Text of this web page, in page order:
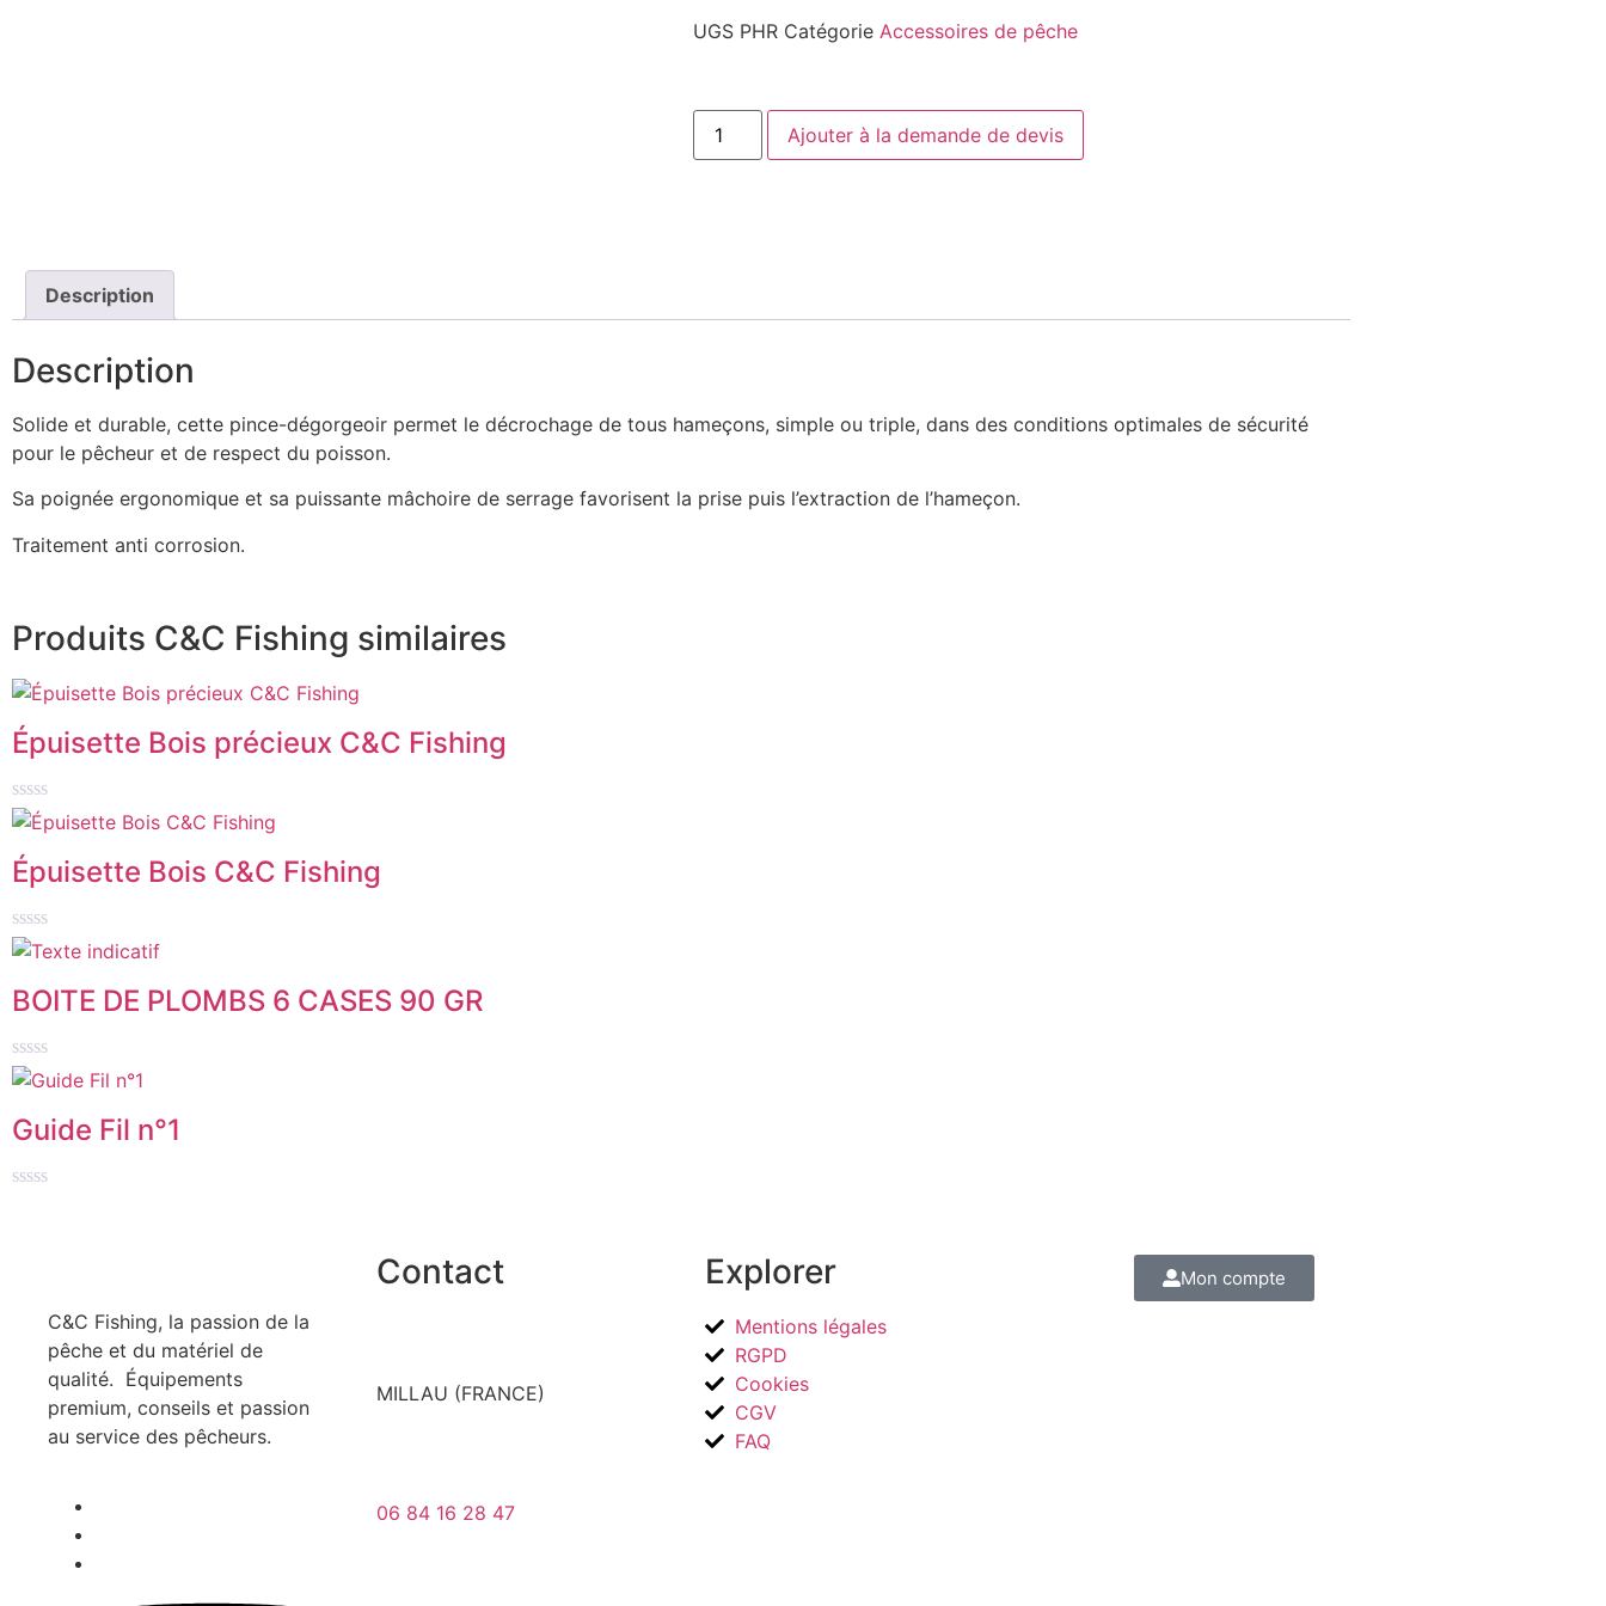
UGS PHR Catégorie Accessoires de pêche
Ajouter à la demande de devis
Description
Description
Solide et durable, cette pince-dégorgeoir permet le décrochage de tous hameçons, simple ou triple, dans des conditions optimales de sécurité
pour le pêcheur et de respect du poisson.
Sa poignée ergonomique et sa puissante mâchoire de serrage favorisent la prise puis l’extraction de l’hameçon.
Traitement anti corrosion.
Produits C&C Fishing similaires
Épuisette Bois précieux C&C Fishing
Note
sur
5
Épuisette Bois C&C Fishing
Note
5
BOITE DE PLOMBS 6 CASES 90 GR
Note
5
Guide Fil n°1
C&C Fishing, la passion de la
pêche et du matériel de
qualité. Équipements
premium, conseils et passion
au service des pêcheurs.
Contact
MILLAU (FRANCE)
06 84 16 28 47
Explorer
Mentions légales
RGPD
Cookies
CGV
FAQ
Mon compte